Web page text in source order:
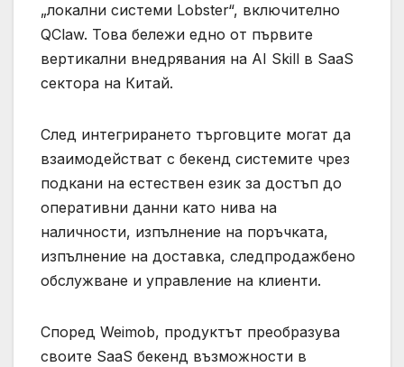
„локални системи Lobster“, включително
QClaw. Това бележи едно от първите
вертикални внедрявания на AI Skill в SaaS
сектора на Китай.
След интегрирането търговците могат да
взаимодействат с бекенд системите чрез
подкани на естествен език за достъп до
оперативни данни като нива на
наличности, изпълнение на поръчката,
изпълнение на доставка, следпродажбено
обслужване и управление на клиенти.
Според Weimob, продуктът преобразува
своите SaaS бекенд възможности в